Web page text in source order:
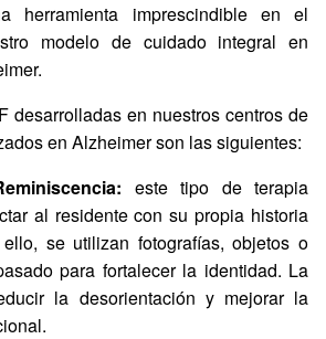
herramienta imprescindible en el
modelo de cuidado integral en
desarrolladas en nuestros centros de
en Alzheimer son las siguientes:
este tipo de terapia
al residente con su propia historia
se utilizan fotografías, objetos o
para fortalecer la identidad. La
la desorientación y mejorar la